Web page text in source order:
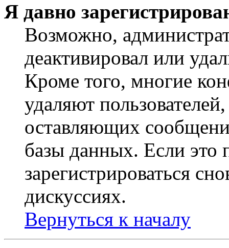
Я давно
Возможно,
деактивировал или
Кроме того, многие
удаляют
оставляющих
базы данных. Если это
зарегистрироваться
дискуссиях.
Вернуться к началу